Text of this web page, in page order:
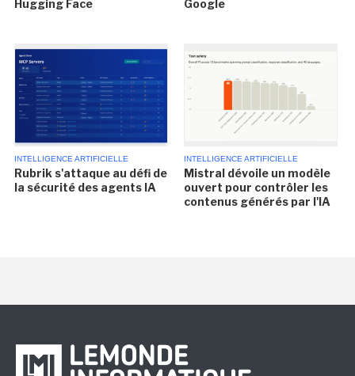
Hugging Face
Google
INTELLIGENCE ARTIFICIELLE
Rubrik s'attaque au défi de
la sécurité des agents IA
INTELLIGENCE ARTIFICIELLE
Mistral dévoile un modèle
ouvert pour contrôler les
contenus générés par l'IA